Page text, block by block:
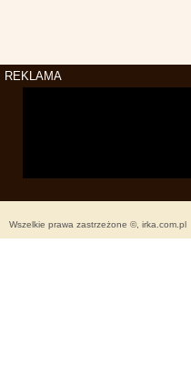
REKLAMA
Wszelkie prawa zastrzeżone ©, irka.com.pl